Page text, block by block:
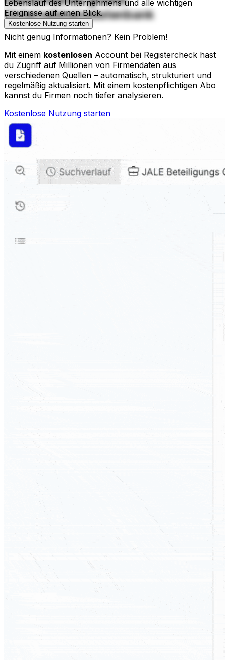
Lebenslauf des Unternehmens und alle wichtigen
Ereignisse auf einen Blick.
Kostenlose Nutzung starten
Unternehmensdatenbank
Nicht genug Informationen? Kein Problem!
Mit einem kostenlosen Account bei Registercheck hast
du Zugriff auf Millionen von Firmendaten aus
verschiedenen Quellen – automatisch, strukturiert und
regelmäßig aktualisiert. Mit einem kostenpflichtigen Abo
kannst du Firmen noch tiefer analysieren.
Kostenlose Nutzung starten